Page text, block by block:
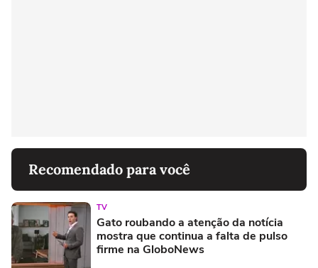
Recomendado para você
TV
Gato roubando a atenção da notícia
mostra que continua a falta de pulso
firme na GloboNews